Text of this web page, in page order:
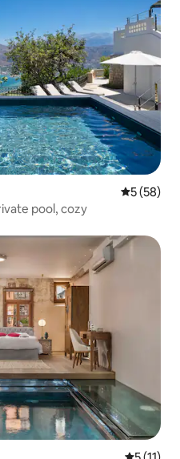
5 (58)
pool, cozy